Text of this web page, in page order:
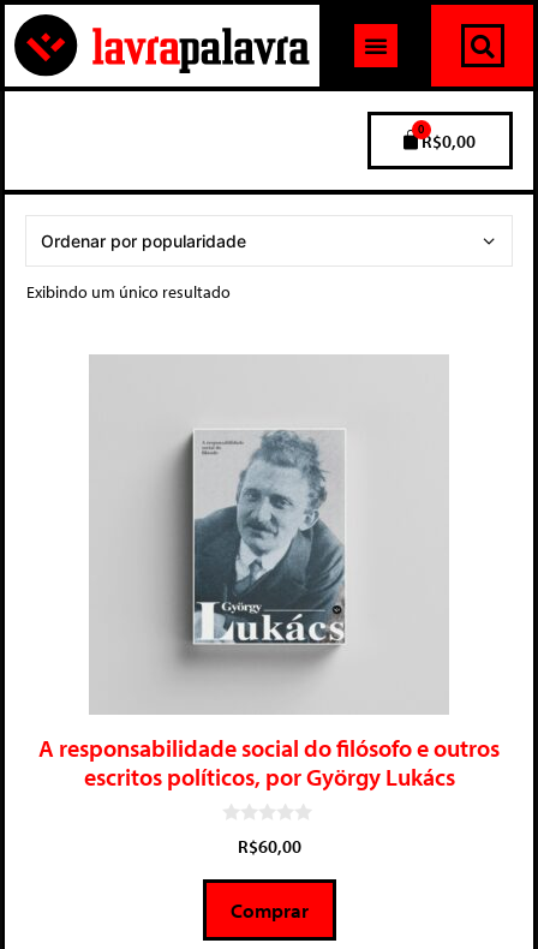
R$0,00
0
Exibindo um único resultado
A responsabilidade social do filósofo e outros
escritos políticos, por György Lukács
5
R$60,00
Comprar